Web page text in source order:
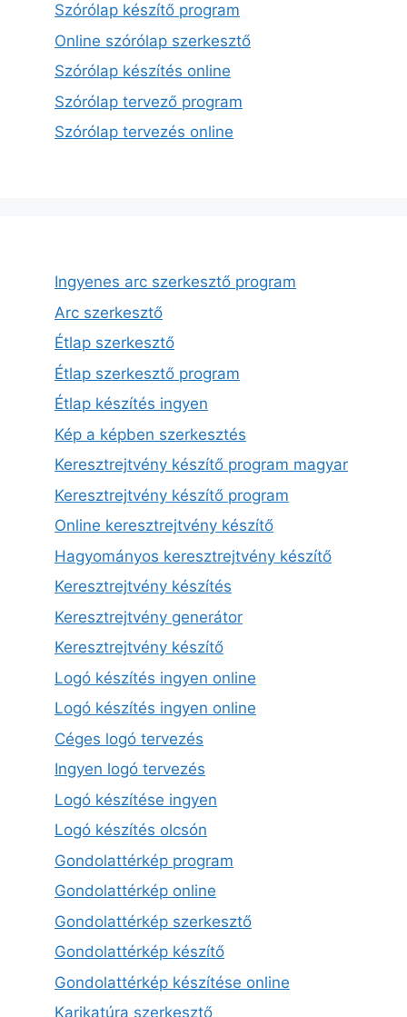
Szórólap készítő program
Online szórólap szerkesztő
Szórólap készítés online
Szórólap tervező program
Szórólap tervezés online
Ingyenes arc szerkesztő program
Arc szerkesztő
Étlap szerkesztő
Étlap szerkesztő program
Étlap készítés ingyen
Kép a képben szerkesztés
Keresztrejtvény készítő program magyar
Keresztrejtvény készítő program
Online keresztrejtvény készítő
Hagyományos keresztrejtvény készítő
Keresztrejtvény készítés
Keresztrejtvény generátor
Keresztrejtvény készítő
Logó készítés ingyen online
Logó készítés ingyen online
Céges logó tervezés
Ingyen logó tervezés
Logó készítése ingyen
Logó készítés olcsón
Gondolattérkép program
Gondolattérkép online
Gondolattérkép szerkesztő
Gondolattérkép készítő
Gondolattérkép készítése online
Karikatúra szerkesztő